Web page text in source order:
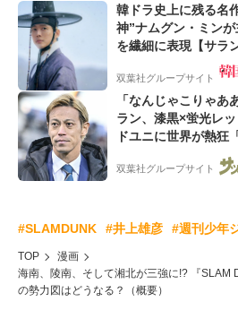
韓ドラ史上に残る名
神”ナムグン・ミン
を繊細に表現【サラ
双葉社グループサイト
「なんじゃこりゃあ
ラン、漆黒×蛍光レ
ドユニに世界が熱狂
「こりゃかっけえわ」
双葉社グループサイト
#SLAMDUNK #井上雄彦 #週刊少年
TOP
漫画
海南、陵南、そして湘北が三強に!? 『SLAM
の勢力図はどうなる？（概要）